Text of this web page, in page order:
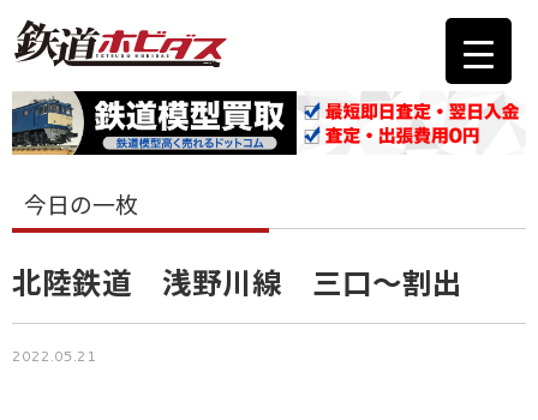
今日の一枚
北陸鉄道 浅野川線 三口～割出
2022.05.21